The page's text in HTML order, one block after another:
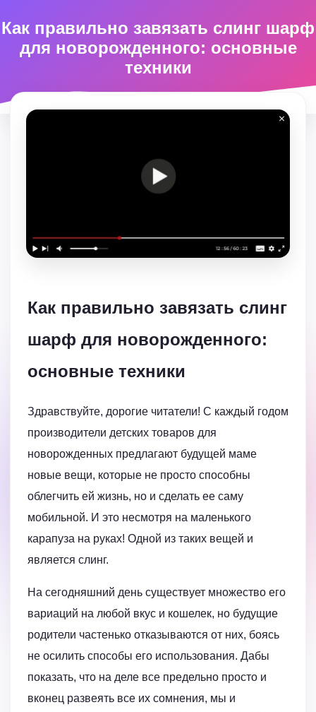
Как правильно завязать слинг шарф
для новорожденного: основные
техники
Как правильно завязать слинг
шарф для новорожденного:
основные техники
Здравствуйте, дорогие читатели! С каждый годом
производители детских товаров для
новорожденных предлагают будущей маме
новые вещи, которые не просто способны
облегчить ей жизнь, но и сделать ее саму
мобильной. И это несмотря на маленького
карапуза на руках! Одной из таких вещей и
является слинг.
На сегодняшний день существует множество его
вариаций на любой вкус и кошелек, но будущие
родители частенько отказываются от них, боясь
не осилить способы его использования. Дабы
показать, что на деле все предельно просто и
вконец развеять все их сомнения, мы и